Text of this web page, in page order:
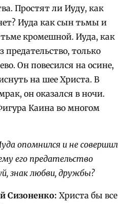
Простят ли Иуду, как
Иуда как сын тьмы и
кромешной. Иуда, как
предательство, только
Он повесился на осине,
на шее Христа. В
он оказался в ночи.
Каина во многом
опомнился и не совершил
его предательство
знак любви, дружбы?
Сизоненко: Христа бы все